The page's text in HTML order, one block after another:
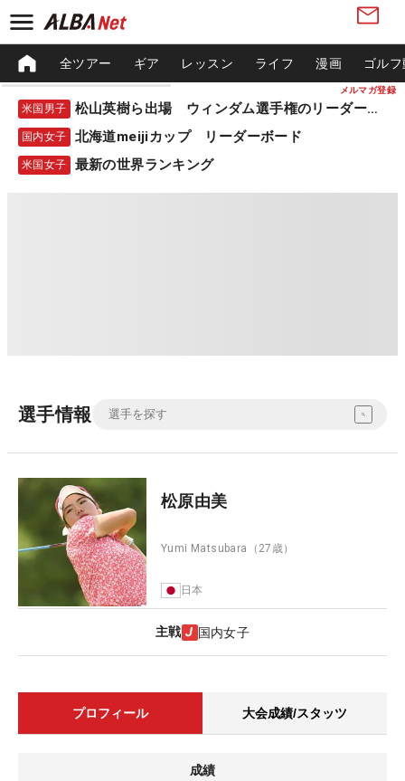
メルマガ登録
全ツアー ギア レッスン ライフ 漫画 ゴル
米国男子 松山英樹ら出場 ウィンダム選手権のリーダーボード
国内女子 北海道meijiカップ リーダーボード
米国女子 最新の世界ランキング
選手情報
松原由美
Yumi Matsubara （27歳）
日本
主戦 国内女子
プロフィール 大会成績/スタッツ
成績